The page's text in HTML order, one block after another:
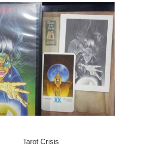
Tarot Crisis